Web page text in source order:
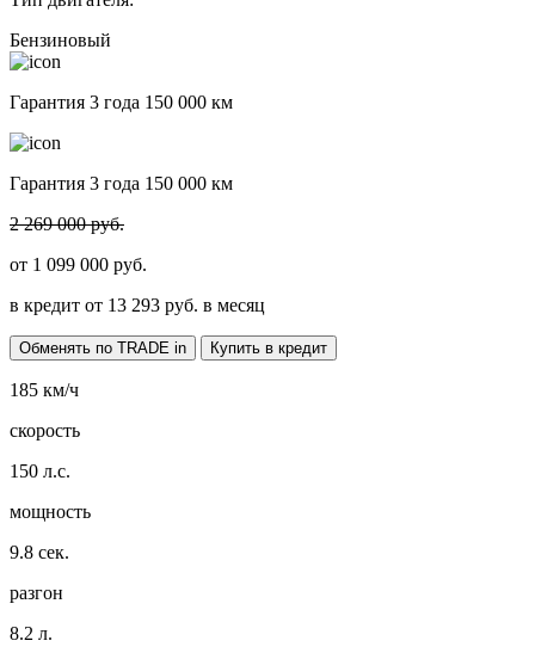
Бензиновый
Гарантия 3 года 150 000 км
Гарантия 3 года 150 000 км
2 269 000 руб.
от 1 099 000 руб.
в кредит от 13 293 руб. в месяц
Обменять по TRADE in Купить в кредит
185 км/ч
скорость
150 л.с.
мощность
9.8 сек.
разгон
8.2 л.